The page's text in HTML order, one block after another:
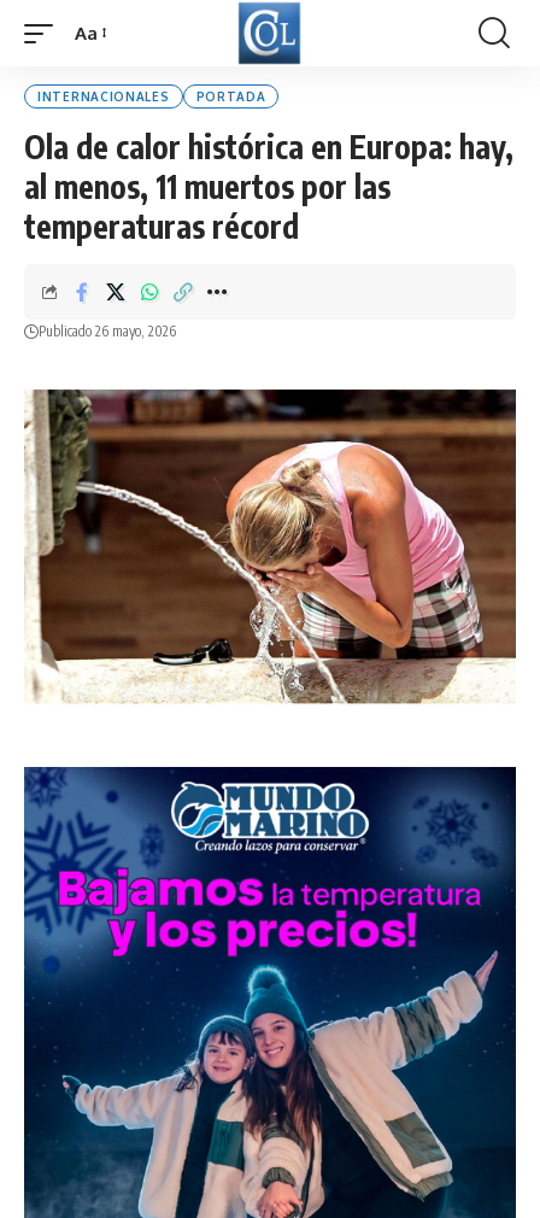
Font
Aa
INTERNACIONALES PORTADA
Ola de calor histórica en Europa: hay,
al menos, 11 muertos por las
temperaturas récord
Publicado 26 mayo, 2026